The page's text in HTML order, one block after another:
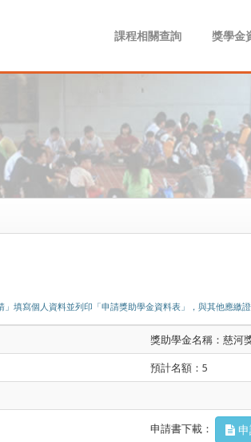
課程相關查詢 獎學金
」填寫個人資料並列印「申請獎助學金資料表」，與其他應繳
獎助學金名稱：慈河
預計名額：5
申請書下載：